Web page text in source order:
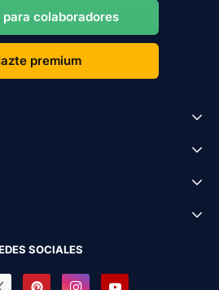
colaboradores
premium
SOCIALES